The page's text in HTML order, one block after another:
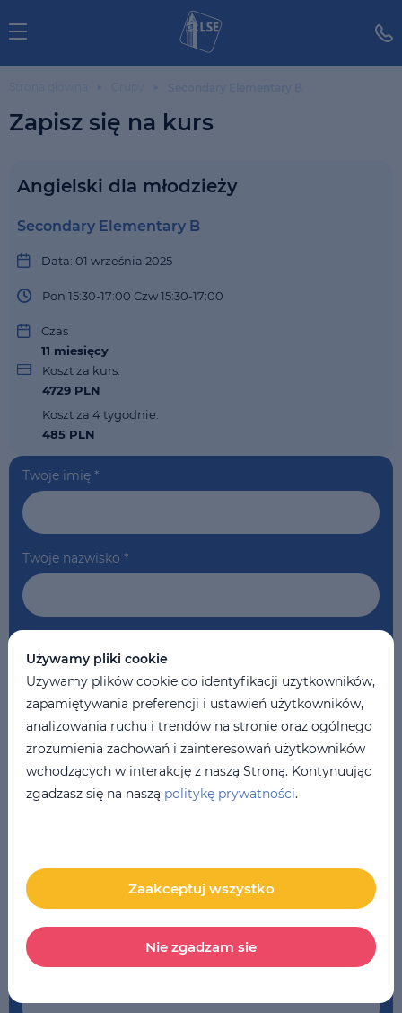
Zapisz się na kurs
Twoje imię *
Twoje nazwisko *
Twój email*
Szkoła
Komentarz
Angielski dla młodzieży
Secondary Elementary B
Data: 01 września 2025
Pon 15:30-17:00 Czw 15:30-17:00
Czas
11 miesięcy
Koszt za kurs:
4729 PLN
Koszt za 4 tygodnie:
485 PLN
Używamy pliki cookie
Używamy plików cookie do identyfikacji użytkowników,
zapamiętywania preferencji i ustawień użytkowników,
analizowania ruchu i trendów na stronie oraz ogólnego
zrozumienia zachowań i zainteresowań użytkowników
wchodzących w interakcję z naszą Stroną. Kontynuując
zgadzasz się na naszą politykę prywatności.
Zaakceptuj wszystko
Nie zgadzam sie